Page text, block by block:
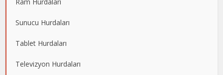
Sunucu Hurdaları
Tablet Hurdaları
Televizyon Hurdaları